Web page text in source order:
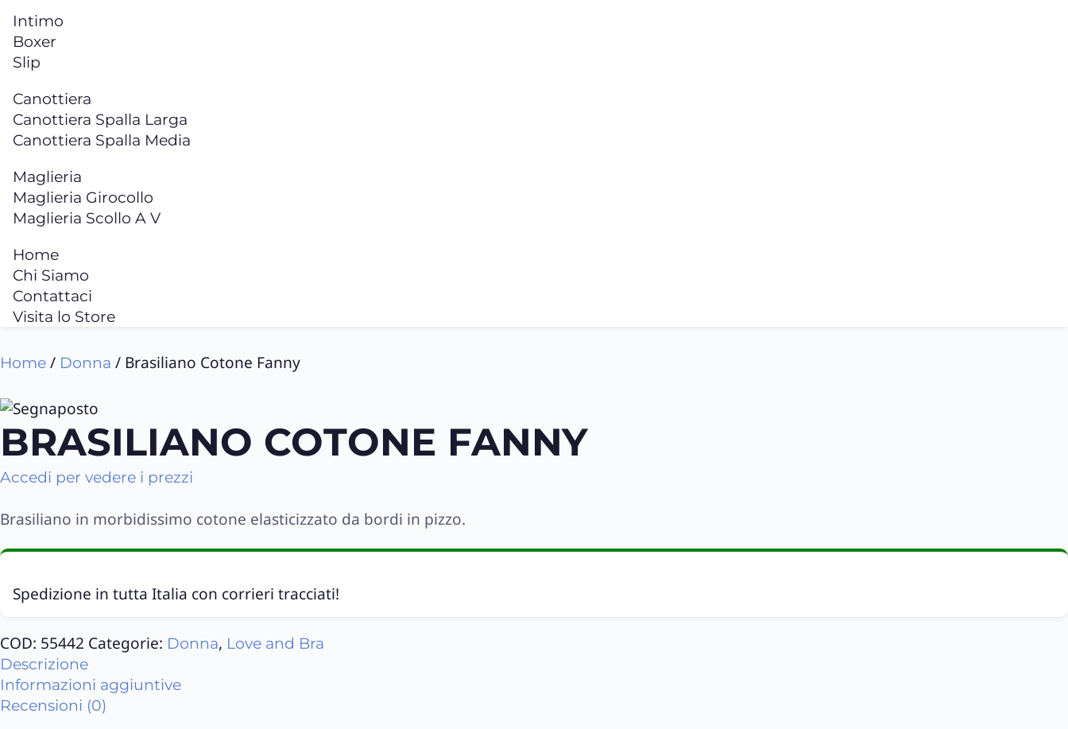
Intimo
Boxer
Slip
Canottiera
Canottiera Spalla Larga
Canottiera Spalla Media
Maglieria
Maglieria Girocollo
Maglieria Scollo A V
Home
Chi Siamo
Contattaci
Visita lo Store
Home / Donna / Brasiliano Cotone Fanny
BRASILIANO COTONE FANNY
Accedi per vedere i prezzi
Brasiliano in morbidissimo cotone elasticizzato da bordi in pizzo.
Spedizione in tutta Italia con corrieri tracciati!
COD: 55442 Categorie: Donna, Love and Bra
Descrizione
Informazioni aggiuntive
Recensioni (0)